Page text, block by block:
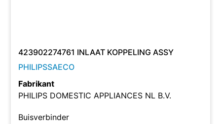
423902274761 INLAAT KOPPELING ASSY
PHILIPSSAECO
Fabrikant
PHILIPS DOMESTIC APPLIANCES NL B.V.
Buisverbinder